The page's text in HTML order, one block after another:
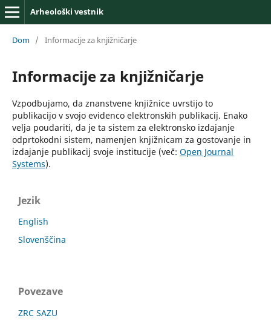
Arheološki vestnik
Dom / Informacije za knjižničarje
Informacije za knjižničarje
Vzpodbujamo, da znanstvene knjižnice uvrstijo to
publikacijo v svojo evidenco elektronskih publikacij. Enako
velja poudariti, da je ta sistem za elektronsko izdajanje
odprtokodni sistem, namenjen knjižnicam za gostovanje in
izdajanje publikacij svoje institucije (več: Open Journal
Systems).
Jezik
English
Slovenščina
Povezave
ZRC SAZU